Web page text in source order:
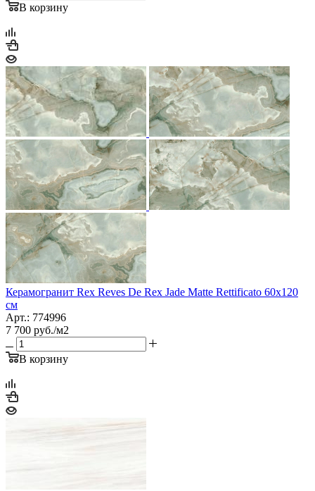
В корзину
Керамогранит Rex Reves De Rex Jade Matte Rettificato 60x120
см
Арт.: 774996
7 700 руб./м2
В корзину